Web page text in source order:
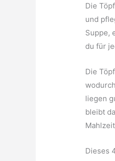
Die
und
Suppe,
du für
Die
liegen
bleibt
Dieses